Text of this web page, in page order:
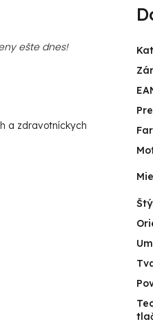
ešte dnes!
a zdravotníckych